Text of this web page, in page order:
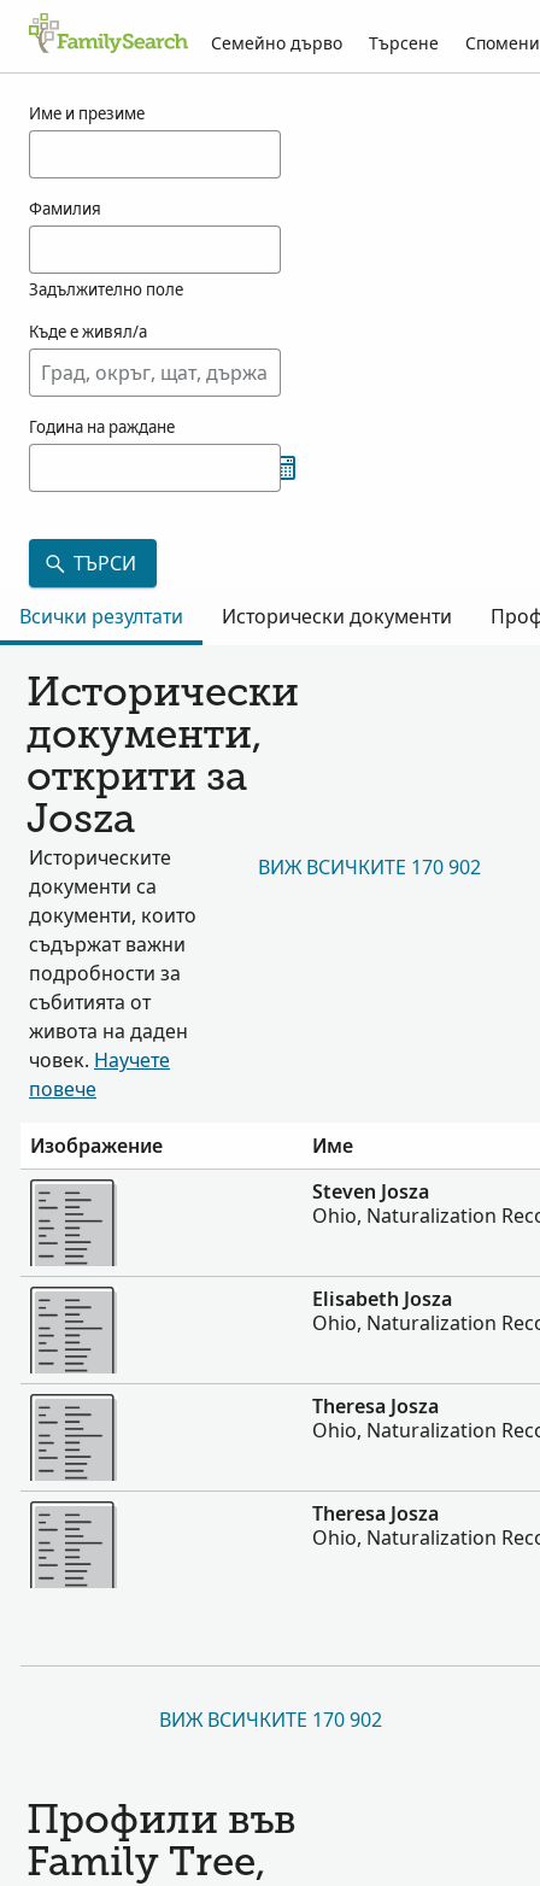
Семейно дърво Търсене Спомени
Име и презиме
Фамилия
Задължително поле
Къде е живял/а
Година на раждане
ТЪРСИ
Всички резултати
Исторически документи
Исторически
документи,
открити за
Josza
Историческите
документи са
документи, които
съдържат важни
подробности за
събитията от
живота на даден
човек. Научете
повече
ВИЖ ВСИЧКИТЕ 170 902
Изображение
Име
Повече
Steven Josza
Ohio, Naturalization
Повече
Elisabeth Josza
Ohio, Naturalization
Повече
Theresa Josza
Ohio, Naturalization
Повече
Theresa Josza
Ohio, Naturalization
ВИЖ ВСИЧКИТЕ 170 902
Профили във
Family Tree,